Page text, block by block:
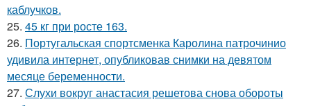
каблучков.
25. 45 кг при росте 163.
26. Португальская спортсменка Каролина патрочинио
удивила интернет, опубликовав снимки на девятом
месяце беременности.
27. Слухи вокруг анастасия решетова снова обороты